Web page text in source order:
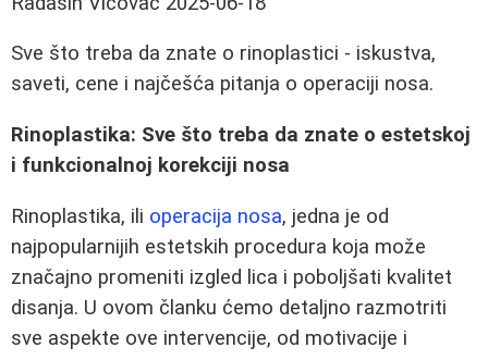
Sve što treba da znate o rinoplastici - iskustva,
saveti, cene i najčešća pitanja o operaciji nosa.
Rinoplastika: Sve što treba da znate o estetskoj
i funkcionalnoj korekciji nosa
Rinoplastika, ili operacija nosa, jedna je od
najpopularnijih estetskih procedura koja može
značajno promeniti izgled lica i poboljšati kvalitet
disanja. U ovom članku ćemo detaljno razmotriti
sve aspekte ove intervencije, od motivacije i